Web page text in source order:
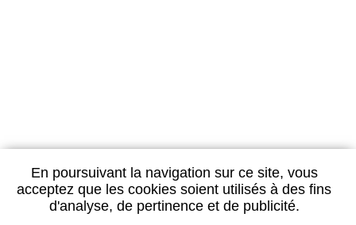
Renseignements et réservations :
Les Thermes de Vittel
BP 106 - 88804 - Vittel cedex
Tél : 03.29.08.76.54
Fax : 03.29.08.76.85
En poursuivant la navigation sur ce site, vous
acceptez que les cookies soient utilisés à des fins
d'analyse, de pertinence et de publicité.